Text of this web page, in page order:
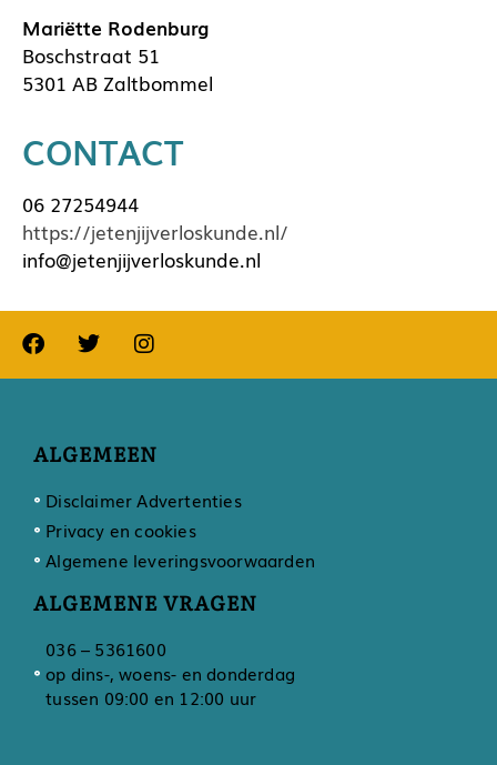
Mariëtte Rodenburg
Boschstraat 51
5301 AB Zaltbommel
CONTACT
06 27254944
https://jetenjijverloskunde.nl/
info@jetenjijverloskunde.nl
ALGEMEEN
Disclaimer Advertenties
Privacy en cookies
Algemene leveringsvoorwaarden
ALGEMENE VRAGEN
036 – 5361600
op dins-, woens- en donderdag
tussen 09:00 en 12:00 uur